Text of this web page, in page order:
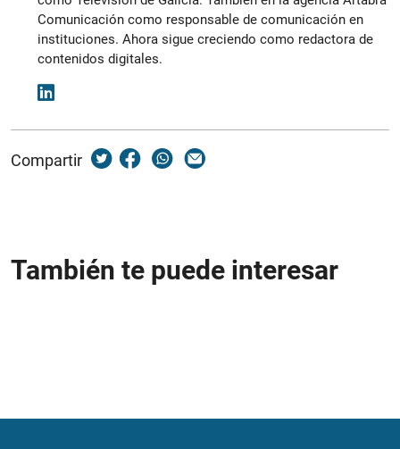
Comunicación como responsable de comunicación en
instituciones. Ahora sigue creciendo como redactora de
contenidos digitales.
Compartir
También te puede interesar